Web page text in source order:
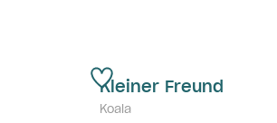
Kleiner Freund
Koala